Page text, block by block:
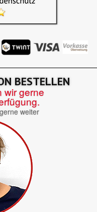
BESTELLEN
wir gerne
weiter